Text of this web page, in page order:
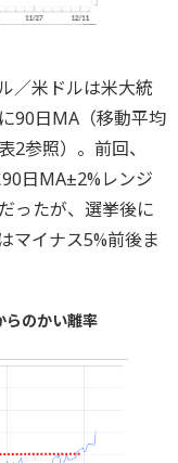
／米ドルは米大統
90日MA（移動平均
2参照）。前回、
日MA±2%レンジ
ったが、選挙後に
マイナス5%前後ま
らのかい離率